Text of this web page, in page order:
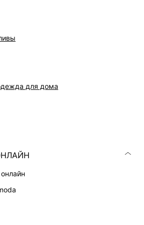
для дома
Крой модели соответствует
доставки и возврата